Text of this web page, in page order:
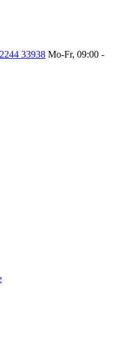
33938 Mo-Fr, 09:00 -